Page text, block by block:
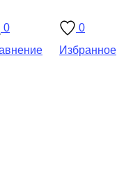
0
0
Избранное